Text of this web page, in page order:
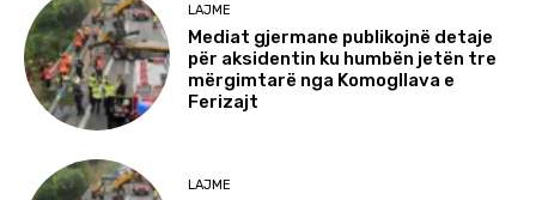
LAJME
Mediat gjermane publikojnë detaje
për aksidentin ku humbën jetën tre
mërgimtarë nga Komogllava e
Ferizajt
LAJME